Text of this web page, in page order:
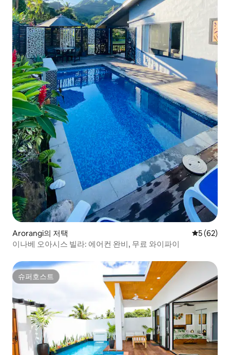
Arorangi의 저택 평점 5점(5
5 (62)
이나베 오아시스 빌라: 에어컨 완비, 무료 와이파이
슈퍼호스트
슈퍼호스트